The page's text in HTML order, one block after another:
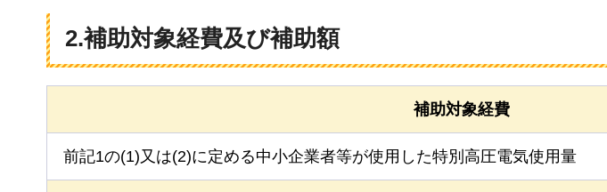
2.補助対象経費及び補助額
補助対象経費
前記1の(1)又は(2)に定める中小企業者等が使用した特別高圧電気使用量